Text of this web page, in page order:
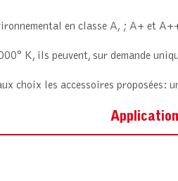
en classe A, ; A+ et
K, ils peuvent, sur demande
choix les accessoires proposées: